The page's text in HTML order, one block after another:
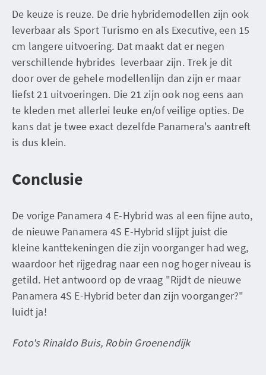
De keuze is reuze. De drie hybridemodellen zijn ook
leverbaar als Sport Turismo en als Executive, een 15
cm langere uitvoering. Dat maakt dat er negen
verschillende hybrides leverbaar zijn. Trek je dit
door over de gehele modellenlijn dan zijn er maar
liefst 21 uitvoeringen. Die 21 zijn ook nog eens aan
te kleden met allerlei leuke en/of veilige opties. De
kans dat je twee exact dezelfde Panamera's aantreft
is dus klein.
Conclusie
De vorige Panamera 4 E-Hybrid was al een fijne auto,
de nieuwe Panamera 4S E-Hybrid slijpt juist die
kleine kanttekeningen die zijn voorganger had weg,
waardoor het rijgedrag naar een nog hoger niveau is
getild. Het antwoord op de vraag "Rijdt de nieuwe
Panamera 4S E-Hybrid beter dan zijn voorganger?"
luidt ja!
Foto's Rinaldo Buis, Robin Groenendijk